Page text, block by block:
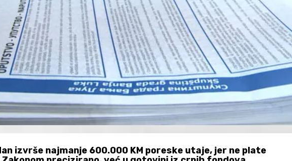
izvrše najmanje 600.000 KM poreske utaje, jer ne plate